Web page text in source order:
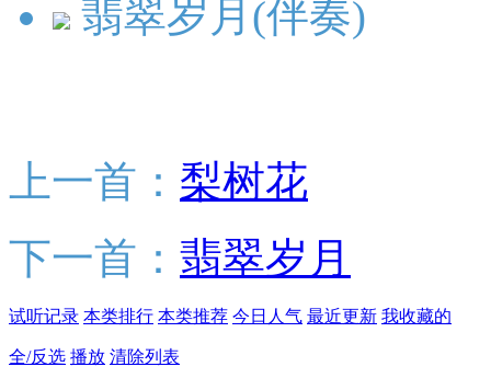
翡翠岁月(伴奏)
上一首： 梨树花
下一首： 翡翠岁月
试听记录 本类排行 本类推荐 今日人气 最近更新 我收藏的
全/反选 播放 清除列表